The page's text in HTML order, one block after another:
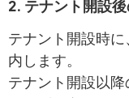
2. テナント開設
テナント開設時
内します。
テナント開設以